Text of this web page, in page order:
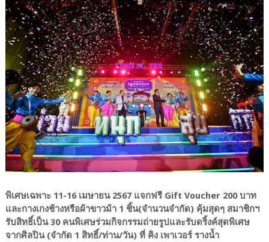
พิเศษเฉพาะ 11-16 เมษายน 2567 แจกฟรี Gift Voucher 200 บาท
และกางเกงช้างหรือผ้าขาวม้า 1 ชิ้น(จำนวนจำกัด) คุ้มสุดๆ สมาชิกฯ
รับสิทธิ์เป็น 30 คนพิเศษร่วมกิจกรรมถ่ายรูปและรับดริ้งค์สุดพิเศษ
จากศิลปิน (จำกัด 1 สิทธิ์/ท่าน/วัน) ที่ คิง เพาเวอร์ รางน้ำ